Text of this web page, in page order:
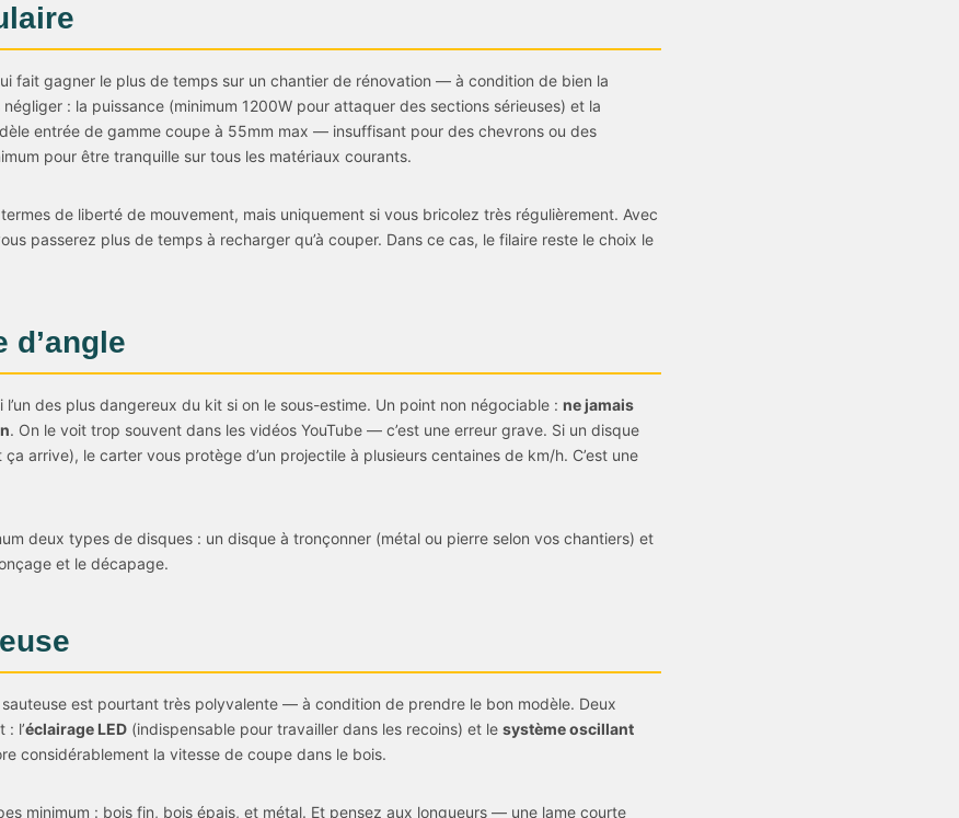
fait gagner le plus de temps sur un chantier de rénovation — à condition de bien la
: la puissance (minimum 1200W pour attaquer des sections sérieuses) et la
entrée de gamme coupe à 55mm max — insuffisant pour des chevrons ou des
pour être tranquille sur tous les matériaux courants.
de liberté de mouvement, mais uniquement si vous bricolez très régulièrement. Avec
passerez plus de temps à recharger qu’à couper. Dans ce cas, le filaire reste le choix le
d’angle
l’un des plus dangereux du kit si on le sous-estime. Un point non négociable : ne jamais
. On le voit trop souvent dans les vidéos YouTube — c’est une erreur grave. Si un disque
arrive), le carter vous protège d’un projectile à plusieurs centaines de km/h. C’est une
deux types de disques : un disque à tronçonner (métal ou pierre selon vos chantiers) et
et le décapage.
est pourtant très polyvalente — à condition de prendre le bon modèle. Deux
l’éclairage LED (indispensable pour travailler dans les recoins) et le système oscillant
considérablement la vitesse de coupe dans le bois.
minimum : bois fin, bois épais, et métal. Et pensez aux longueurs — une lame courte